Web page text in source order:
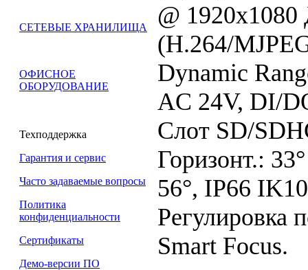
СЕТЕВЫЕ ХРАНИЛИЩА
ОФИСНОЕ
ОБОРУДОВАНИЕ
Техподдержка
Гарантия и сервис
Часто задаваемые вопросы
Политика
конфиденциальности
Сертификаты
Демо-версии ПО
@ 1920x1080
(H.264/
Dynamic
AC 24V, DI/
Слот SD/
Горизонт.:
56°, IP66
Регулировка
Smart Focus.